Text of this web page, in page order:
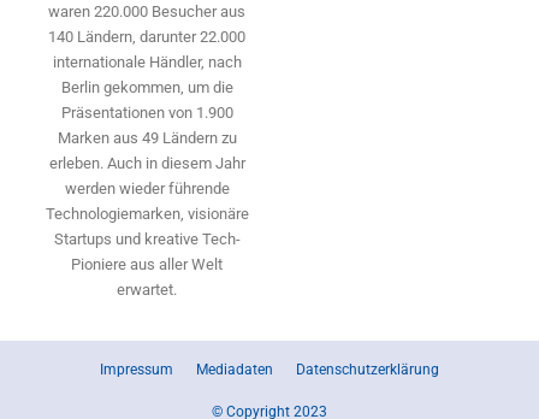
waren 220.000 Besucher aus
140 ­Ländern, ­darunter 22.000
internationale Händler, nach
Berlin gekommen, um die
Präsen­tationen von 1.900
Marken aus 49 Ländern zu
erleben. Auch in diesem Jahr
werden wieder führende
Technologiemarken, visionäre
Startups und ­kreative Tech-
Pioniere aus aller Welt
erwartet.
Impressum Mediadaten Datenschutzerklärung
© Copyright 2023